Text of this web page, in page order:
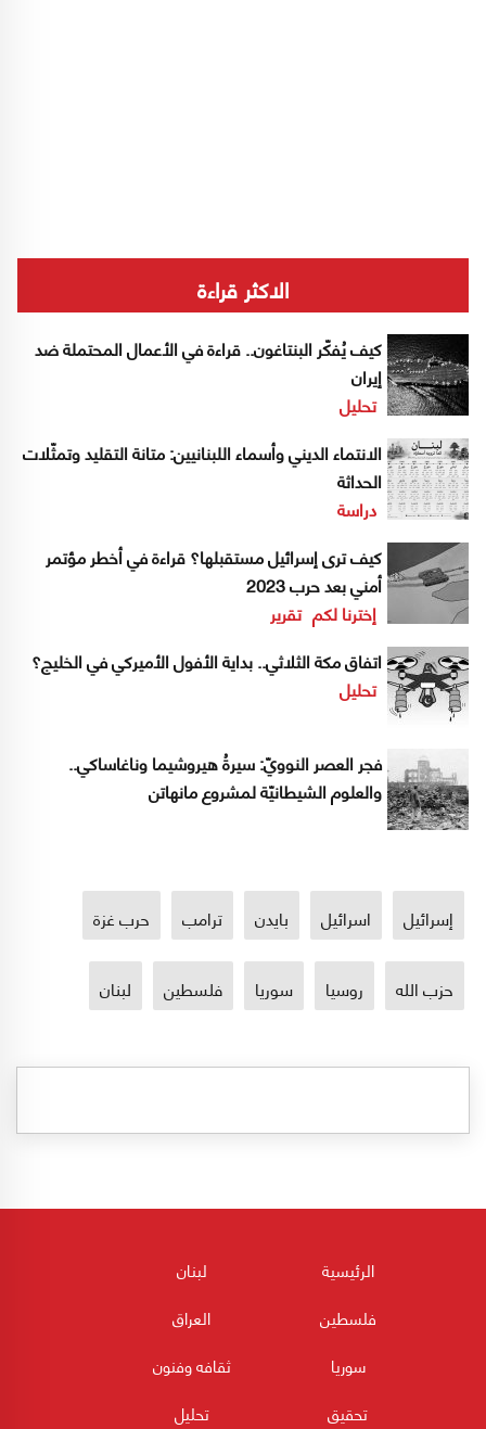
الاكثر قراءة
كيف يُفكّر البنتاغون.. قراءة في الأعمال المحتملة ضد
إيران
تحليل
الانتماء الديني وأسماء اللبنانيين: متانة التقليد وتمثّلات
الحداثة
دراسة
كيف ترى إسرائيل مستقبلها؟ قراءة في أخطر مؤتمر
أمني بعد حرب 2023
إخترنا لكم تقرير
اتفاق مكة الثلاثي.. بداية الأفول الأميركي في الخليج؟
تحليل
فجر العصر النوويّ: سيرةُ هيروشيما وناغاساكي..
والعلوم الشيطانيّة لمشروع مانهاتن
إسرائيل اسرائيل بايدن ترامب حرب غزة
حزب الله روسيا سوريا فلسطين لبنان
الرئيسية
لبنان
فلسطين
العراق
سوريا
ثقافه وفنون
تحقيق
تحليل